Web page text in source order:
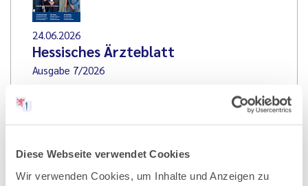
Diese Webseite verwendet Cookies
Wir verwenden Cookies, um Inhalte und Anzeigen zu
24.06.2026
Hessisches Ärzteblatt
Ausgabe 7/2026
Landesärztekammer Hessen